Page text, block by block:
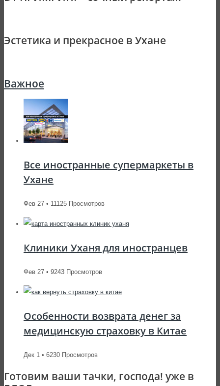
Эстетика и прекрасное в Ухане
Важное
Все иностранные супермаркеты в
Ухане
Фев 27 • 11125 Просмотров
Клиники Уханя для иностранцев
Фев 27 • 9243 Просмотров
Особенности возврата денег за
медицинскую страховку в Китае
Дек 1 • 6230 Просмотров
Готовим ваши тачки, господа! уже в